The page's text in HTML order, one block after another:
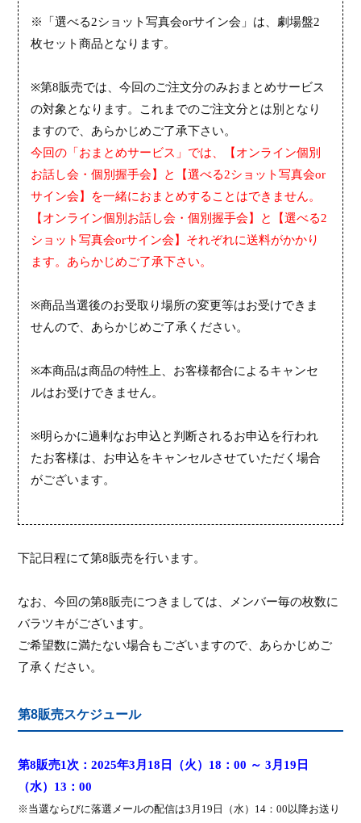
※「選べる2ショット写真会orサイン会」は、劇場盤2
枚セット商品となります。
※第8販売では、今回のご注文分のみおまとめサービス
の対象となります。
これま でのご注文分とは別となり
ますので、あらかじめご了承下さい。
今回の「おまとめサービス」では、【オンライン個別
お話し会・個別握手会】と【選べる2ショット写真会or
サイン会】を一緒におまとめすることはできません。
【オンライン個別お話し会・個別握手会】と【選べる2
ショット写真会orサイン会】それぞれに送料がかかり
ます。あらかじめご了承下さい。
※商品当選後のお受取り場所の変更等はお受けできま
せんので、あらかじめご了承ください。
※本商品は商品の特性上、お客様都合によるキャンセ
ルはお受けできません。
※明らかに過剰なお申込と判断されるお申込を行われ
たお客様は、お申込をキャンセルさせていただく場合
がございます。
下記日程にて第8販売を行います。
なお、今回の第8販売につきましては、メンバー毎の枚数に
バラツキがございます。
ご希望数に満たない場合もございますので、あらかじめご
了承ください。
第8販売スケジュール
第8販売1次：2025年3 月 18 日（火） 18 ：00 ～3 月 19 日
（水） 13 ：00
※ 当選ならびに落選メールの配信は3 月 19 日（水） 14 ：00以降お送り